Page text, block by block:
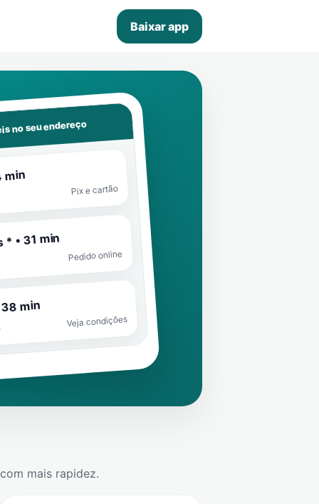
Baixar app
no seu endereço
min
Pix e cartão
• 31 min
Pedido online
min
Veja condições
mais rapidez.